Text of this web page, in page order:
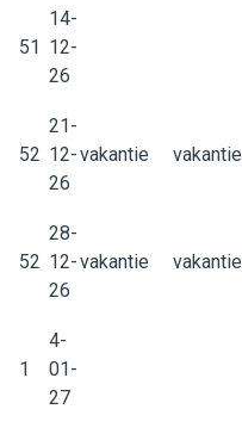
51
14-
12-
26
52
21-
12-
26
vakantie vakantie
52
28-
12-
26
vakantie vakantie
1
4-
01-
27